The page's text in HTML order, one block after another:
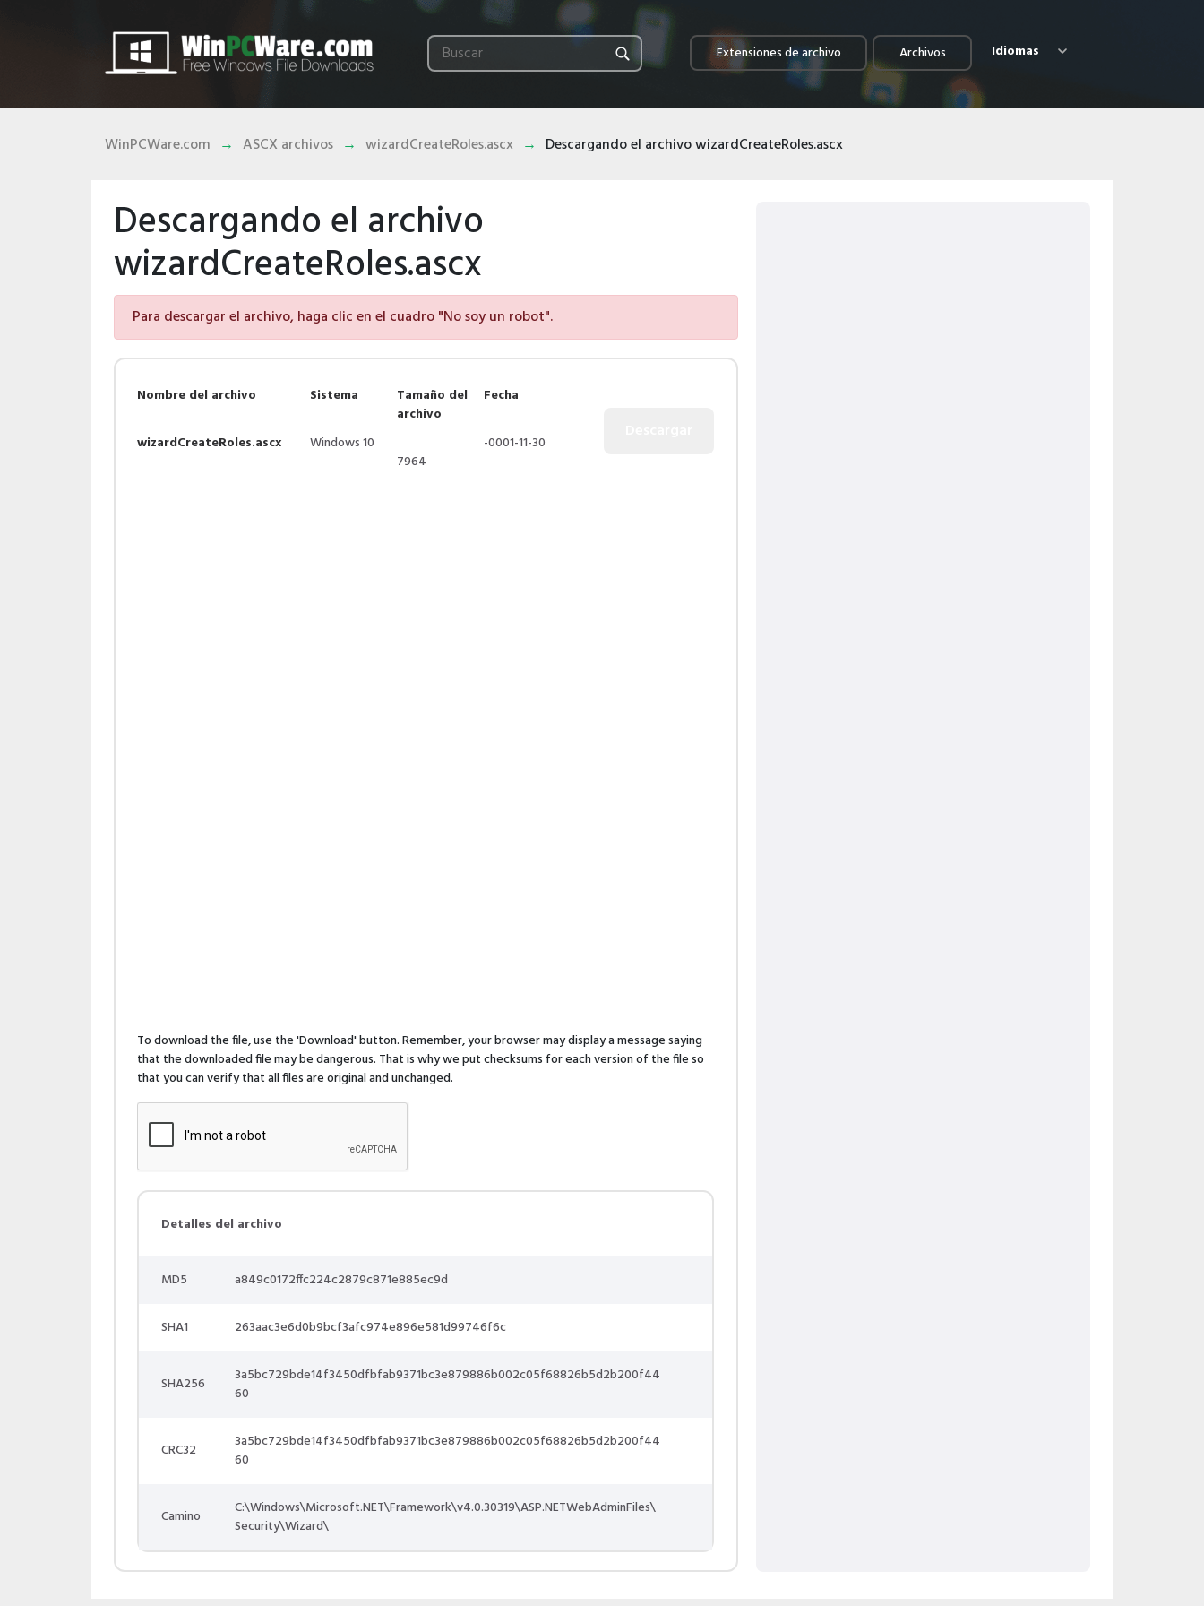
Extensiones de archivo Archivos Idiomas
WinPCWare.com ASCX archivos wizardCreateRoles.ascx Descargando el archivo wizardCreateRoles.ascx
Descargando el archivo
wizardCreateRoles.ascx
Para descargar el archivo, haga clic en el cuadro "No soy un robot".
Nombre del archivo
wizardCreateRoles.ascx
Sistema
Windows 10
Tamaño del
archivo
7964
Fecha
-0001-11-30
To download the file, use the 'Download' button. Remember, your browser may display a message saying
that the downloaded file may be dangerous. That is why we put checksums for each version of the file so
that you can verify that all files are original and unchanged.
Detalles del archivo
MD5 a849c0172ffc224c2879c871e885ec9d
SHA1 263aac3e6d0b9bcf3afc974e896e581d99746f6c
SHA256
3a5bc729bde14f3450dfbfab9371bc3e879886b002c05f68826b5d2b200f44
60
CRC32
3a5bc729bde14f3450dfbfab9371bc3e879886b002c05f68826b5d2b200f44
60
Camino
C:\Windows\Microsoft.NET\Framework\v4.0.30319\ASP.NETWebAdminFiles\
Security\Wizard\